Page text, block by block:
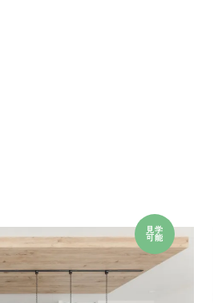
見学
可能